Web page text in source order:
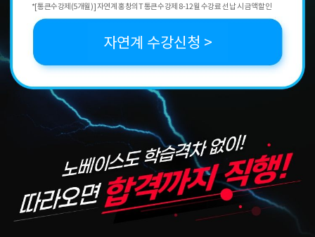
자연계 수강신청 >
*[통큰수강제(5개월)] 자연계 홍창의T 통큰수강제 8-12월 수강료 선납 시 금액할인